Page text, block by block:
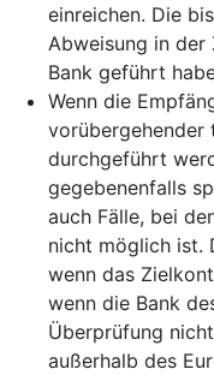
einreichen. Die
Abweisung in der
Bank geführt
Wenn die
vorübergehender
durchgeführt
gegebenenfalls
auch Fälle, bei
nicht möglich ist.
wenn das
wenn die Bank
Überprüfung
außerhalb des